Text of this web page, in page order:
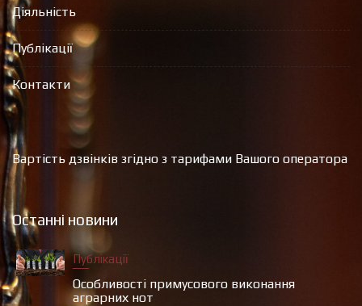
Діяльність
Публікації
Контакти
Вартість дзвінків згідно з тарифами Вашого оператора
Останні новини
Публікації
Особливості примусового виконання
аграрних нот